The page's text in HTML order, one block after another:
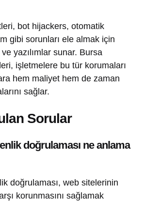
bot hijackers, otomatik
gibi sorunları ele almak için
yazılımlar sunar. Bursa
işletmelere bu tür korumaları
hem maliyet hem de zaman
sağlar.
Sorular
doğrulaması ne anlama
doğrulaması, web sitelerinin
korunmasını sağlamak